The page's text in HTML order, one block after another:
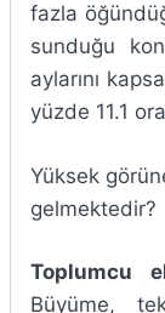
fazla
sunduğu
aylarını
yüzde 11.1
Yüksek
gelmektedir?
Toplumcu
Büyüme,